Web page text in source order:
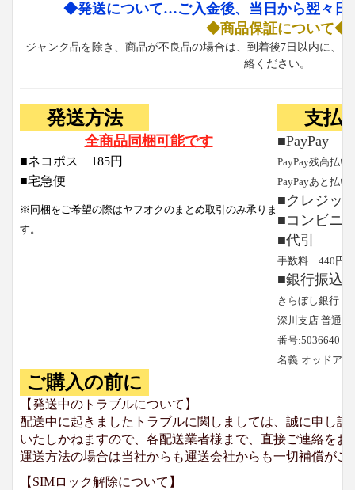
◆発送について…ご入金後、当日から翌々日
◆商品保証について◆
ジャンク品を除き、商品が不良品の場合は、到着後7日以内に、
絡ください。
発送方法
全商品同梱可能です
■ネコポス 185円
■宅急便
※同梱をご希望の際はヤフオクのまとめ取引のみ承りま
す。
支払
■PayPay
PayPay残高払い
PayPayあと払い
■クレジッ
■コンビニ
■代引
手数料 440円と
■銀行振込
きらぼし銀行
深川支店 普通預
番号:5036640
名義:オッドア
ご購入の前に
【発送中のトラブルについて】
配送中に起きましたトラブルに関しましては、誠に申し
いたしかねますので、各配送業者様まで、直接ご連絡を
運送方法の場合は当社からも運送会社からも一切補償がご
【SIMロック解除について】